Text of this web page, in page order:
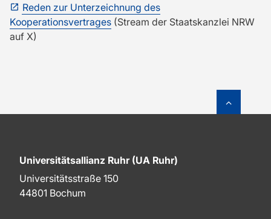
Reden zur Unterzeichnung des
Kooperationsvertrages (Stream der Staatskanzlei NRW
auf X)
Universitätsallianz Ruhr (UA Ruhr)
Universitätsstraße 150
44801 Bochum